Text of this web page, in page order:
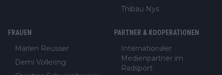
Thibau Nys
FRAUEN
Marlen Reusser
Demi Vollering
PARTNER & KOOPERATIONEN
Internationaler
Medienpartner im
Radsport